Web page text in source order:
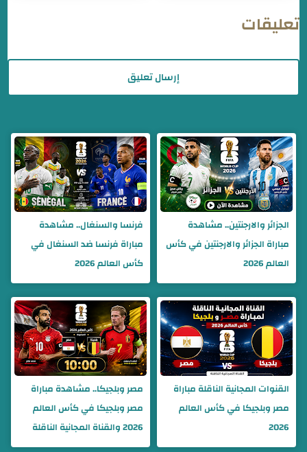
تعليقات
إرسال تعليق
الجزائر والارجنتين.. مشاهدة
مباراة الجزائر والارجنتين في كأس
العالم 2026
فرنسا والسنغال.. مشاهدة
مباراة فرنسا ضد السنغال في
كأس العالم 2026
القنوات المجانية الناقلة مباراة
مصر وبلجيكا في كأس العالم
2026
مصر وبلجيكا.. مشاهدة مباراة
مصر وبلجيكا في كأس العالم
2026 والقناة المجانية الناقلة